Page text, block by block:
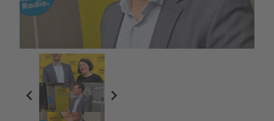
chevron_left chevron_right